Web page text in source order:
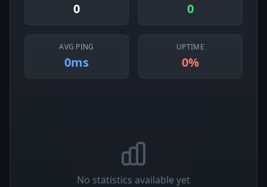
0 0
AVG PING
0ms
UPTIME
0%
No statistics available yet